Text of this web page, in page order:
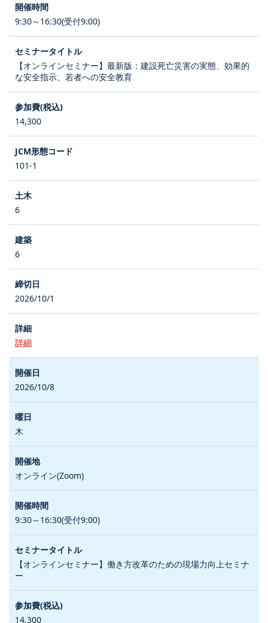
9:30～16:30(受付9:00)
【オンラインセミナー】最新版：建設死亡災害の実態、効果的
な安全指示、若者への安全教育
14,300
101-1
6
6
2026/10/1
詳細
2026/10/8
木
オンライン(Zoom)
9:30～16:30(受付9:00)
【オンラインセミナー】働き方改革のための現場力向上セミナ
ー
14,300